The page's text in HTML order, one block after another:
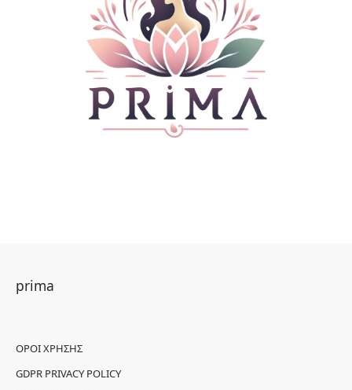
prima
ΌΡΟΙ ΧΡΉΣΗΣ
GDPR PRIVACY POLICY